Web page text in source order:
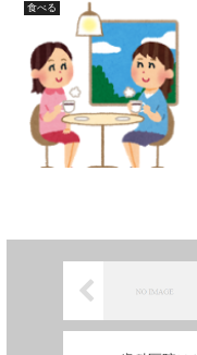
食べる